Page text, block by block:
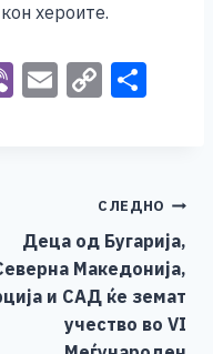
хероите.
Vi E C
Li
n
k
СЛЕДНО
Деца од Бугарија,
Македонија,
и САД ќе земат
учество во VI